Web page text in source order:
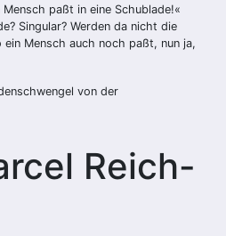
paßt in eine Schublade!«
Singular? Werden da nicht die
Mensch auch noch paßt, nun ja,
von der
Reich-